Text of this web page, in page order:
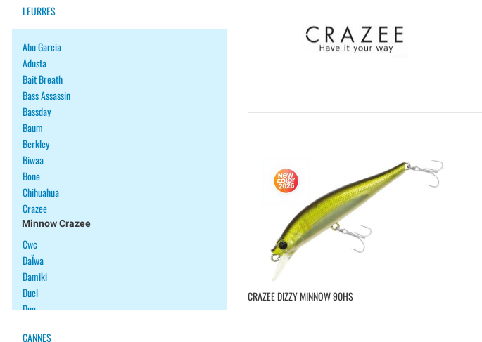
CRAZEE DIZZY MINNOW 90HS
LEURRES
Abu Garcia
Adusta
Bait Breath
Bass Assassin
Bassday
Baum
Berkley
Biwaa
Bone
Chihuahua
Crazee
Minnow Crazee
Cwc
DaÏwa
Damiki
Duel
Duo
CANNES